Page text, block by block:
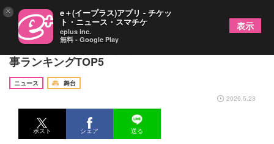
【5/15（金）～5/21（木）】舞台ジャンルの人気記
事ランキングTOP5
ニュース
舞台
2026.5.23
ポスト シェア 送る
× e＋(イープラス)アプリ - チケッ
ト・ニュース・スマチケ
eplus inc.
無料 - Google Play
表示